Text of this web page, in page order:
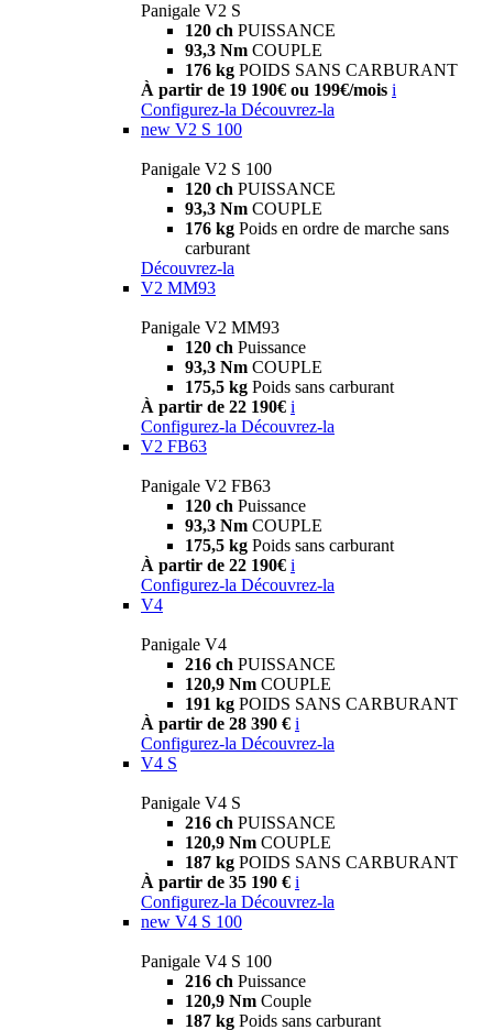
Panigale V2 S
120 ch PUISSANCE
93,3 Nm COUPLE
176 kg POIDS SANS CARBURANT
À partir de 19 190€ ou 199€/mois i
Configurez-la Découvrez-la
new V2 S 100
Panigale V2 S 100
120 ch PUISSANCE
93,3 Nm COUPLE
176 kg Poids en ordre de marche sans
carburant
Découvrez-la
V2 MM93
Panigale V2 MM93
120 ch Puissance
93,3 Nm COUPLE
175,5 kg Poids sans carburant
À partir de 22 190€ i
Configurez-la Découvrez-la
V2 FB63
Panigale V2 FB63
120 ch Puissance
93,3 Nm COUPLE
175,5 kg Poids sans carburant
À partir de 22 190€ i
Configurez-la Découvrez-la
V4
Panigale V4
216 ch PUISSANCE
120,9 Nm COUPLE
191 kg POIDS SANS CARBURANT
À partir de 28 390 € i
Configurez-la Découvrez-la
V4 S
Panigale V4 S
216 ch PUISSANCE
120,9 Nm COUPLE
187 kg POIDS SANS CARBURANT
À partir de 35 190 € i
Configurez-la Découvrez-la
new V4 S 100
Panigale V4 S 100
216 ch Puissance
120,9 Nm Couple
187 kg Poids sans carburant